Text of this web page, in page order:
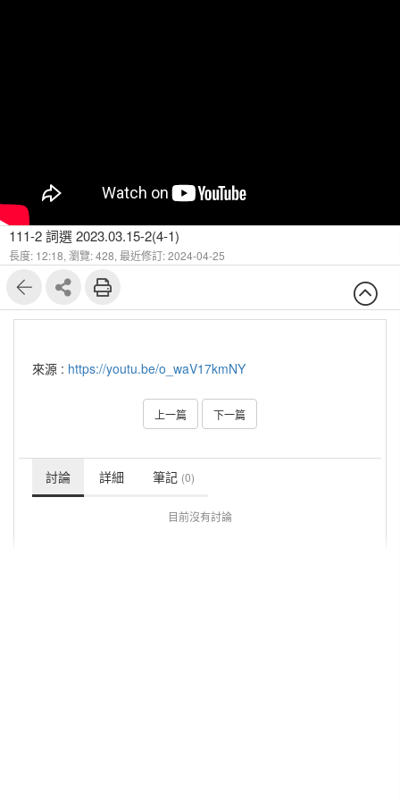
111-2 詞選 2023.03.15-2(4-1)
長度: 12:18, 瀏覽: 428, 最近修訂: 2024-04-25
來源 : https://youtu.be/o_waV17kmNY
上一篇 下一篇
討論 詳細 筆記 (0)
目前沒有討論